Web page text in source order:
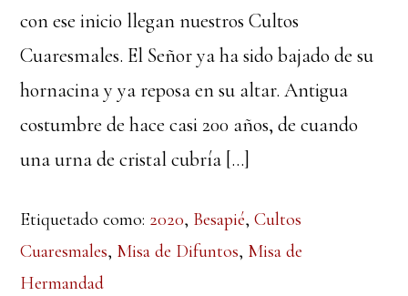
con ese inicio llegan nuestros Cultos
Cuaresmales. El Señor ya ha sido bajado de su
hornacina y ya reposa en su altar. Antigua
costumbre de hace casi 200 años, de cuando
una urna de cristal cubría […]
Etiquetado como: 2020, Besapié,Cultos
Cuaresmales, Misa de Difuntos, Misa de
Hermandad